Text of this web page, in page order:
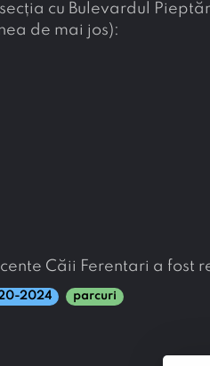
cu Bulevardul
de mai jos):
Căii Ferentari a fost
2024 parcuri